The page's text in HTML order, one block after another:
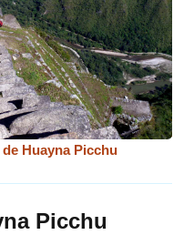
Huayna Picchu
Picchu